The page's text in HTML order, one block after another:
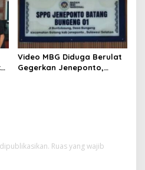
Video MBG Diduga Berulat
Gegerkan Jeneponto,
Ruas yang wajib